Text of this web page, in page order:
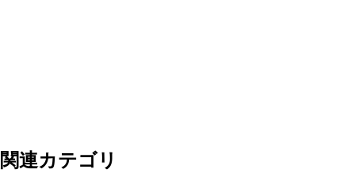
関連カテゴリ